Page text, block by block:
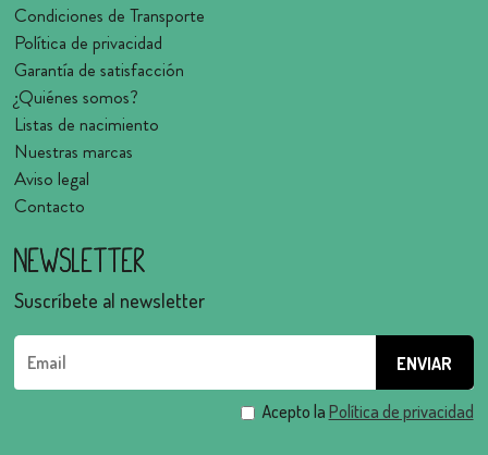
Condiciones de Transporte
Política de privacidad
Garantía de satisfacción
¿Quiénes somos?
Listas de nacimiento
Nuestras marcas
Aviso legal
Contacto
Newsletter
Suscríbete al newsletter
Acepto la Política de privacidad